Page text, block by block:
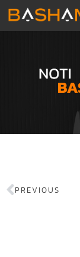
PREVIOUS